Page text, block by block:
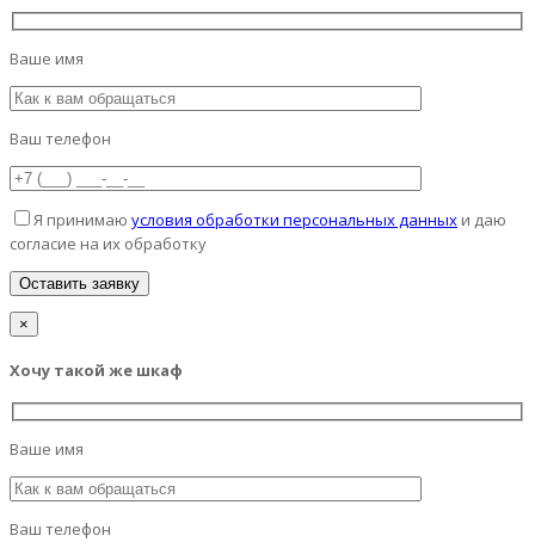
Ваше имя
Ваш телефон
Я принимаю условия обработки персональных данных и даю
согласие на их обработку
×
Хочу такой же шкаф
Ваше имя
Ваш телефон